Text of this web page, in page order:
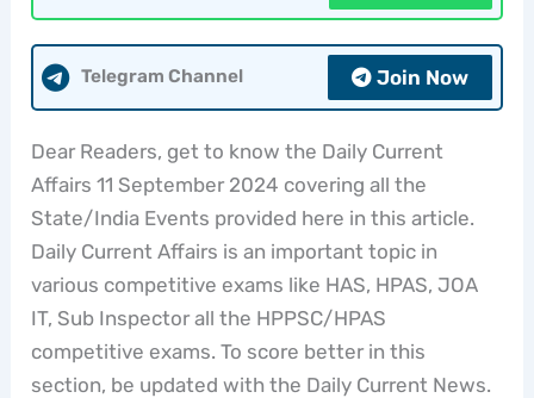
Telegram Channel Join Now
Dear Readers, get to know the Daily Current
Affairs 11 September 2024 covering all the
State/India Events provided here in this article.
Daily Current Affairs is an important topic in
various competitive exams like HAS, HPAS, JOA
IT, Sub Inspector all the HPPSC/HPAS
competitive exams. To score better in this
section, be updated with the Daily Current News.